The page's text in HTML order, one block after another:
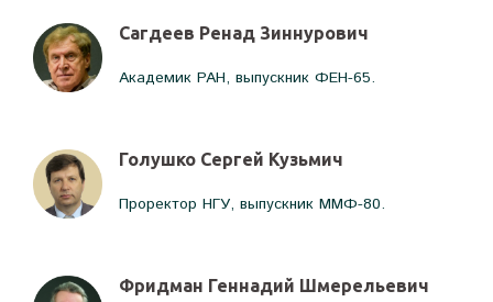
Сагдеев Ренад Зиннурович
Академик РАН, выпускник ФЕН-65.
Голушко Сергей Кузьмич
Проректор НГУ, выпускник ММФ-80.
Фридман Геннадий Шмерельевич